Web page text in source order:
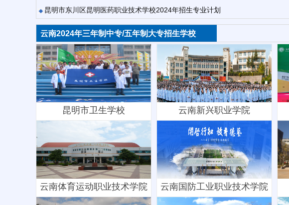
昆明市东川区昆明医药职业技术学校2024年招生专业计划
云南2024年三年制中专/五年制大专招生学校
昆明市卫生学校 云南新兴职业学院
云南体育运动职业技术学院 云南国防工业职业技术学院